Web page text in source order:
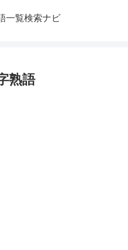
一覧検索ナビ
熟語